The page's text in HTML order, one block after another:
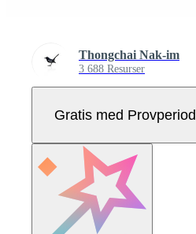
Thongchai Nak-im
3 688 Resurser
Gratis med Provperiod